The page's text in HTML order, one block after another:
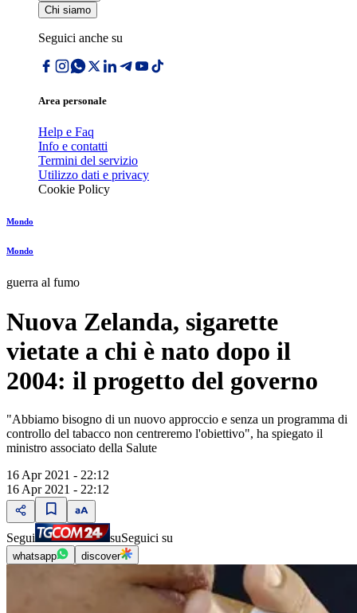
Chi siamo
Seguici anche su
Area personale
Help e Faq
Info e contatti
Termini del servizio
Utilizzo dati e privacy
Cookie Policy
Mondo
Mondo
guerra al fumo
Nuova Zelanda, sigarette
vietate a chi è nato dopo il
2004: il progetto del governo
"Abbiamo bisogno di un nuovo approccio e senza un programma di
controllo del tabacco non centreremo l'obiettivo", ha spiegato il
ministro associato della Salute
16 Apr 2021 - 22:12
16 Apr 2021 - 22:12
Segui suSeguici su
whatsapp discover